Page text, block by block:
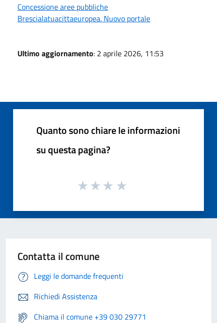
Concessione aree pubbliche
Brescialatuacittaeuropea. Nuovo portale
Ultimo aggiornamento: 2 aprile 2026, 11:53
Quanto sono chiare le informazioni
su questa pagina?
Contatta il comune
Leggi le domande frequenti
Richiedi Assistenza
Chiama il comune +39 030 29771